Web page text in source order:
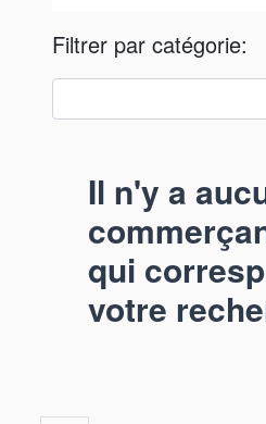
Filtrer par catégorie:
Il n'y a
qui
votre